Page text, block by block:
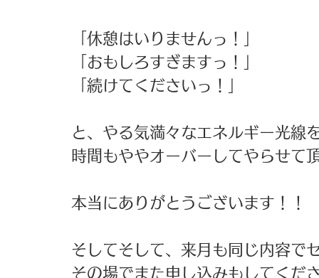
「休憩はいりませんっ！」
「おもしろすぎますっ！」
「続けてくださいっ！」
と、やる気満々なエネルギー光線
時間もややオーバーしてやらせて
本当にありがとうございます！！
そしてそして、来月も同じ内容で
その場でまた申し込みもしてくだ